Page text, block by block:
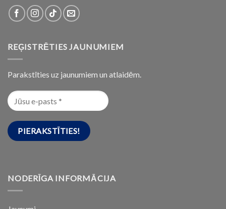
REĢISTRĒTIES JAUNUMIEM
Parakstīties uz jaunumiem un atlaidēm.
NODERĪGA INFORMĀCIJA